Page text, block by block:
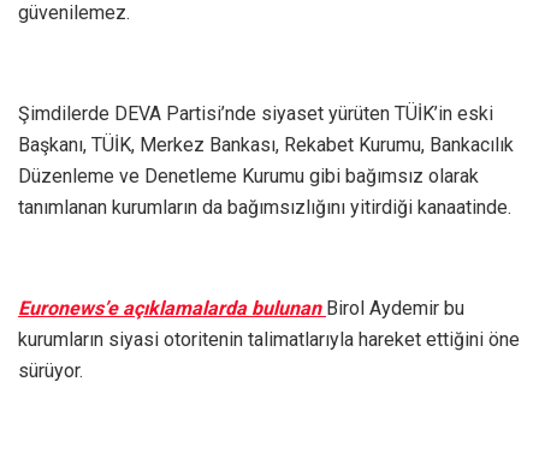
güvenilemez.
Şimdilerde DEVA Partisi’nde siyaset yürüten TÜİK’in eski
Başkanı, TÜİK, Merkez Bankası, Rekabet Kurumu, Bankacılık
Düzenleme ve Denetleme Kurumu gibi bağımsız olarak
tanımlanan kurumların da bağımsızlığını yitirdiği kanaatinde.
Euronews’e açıklamalarda bulunan Birol Aydemir bu
kurumların siyasi otoritenin talimatlarıyla hareket ettiğini öne
sürüyor.